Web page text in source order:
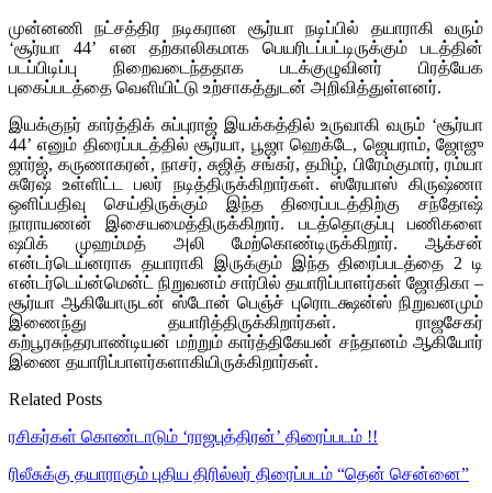
முன்னணி நட்சத்திர நடிகரான சூர்யா நடிப்பில் தயாராகி வரும்
‘சூர்யா 44’ என தற்காலிகமாக பெயரிடப்பட்டிருக்கும் படத்தின்
படப்பிடிப்பு நிறைவடைந்ததாக படக்குழுவினர் பிரத்யேக
புகைப்படத்தை வெளியிட்டு உற்சாகத்துடன் அறிவித்துள்ளனர்.
இயக்குநர் கார்த்திக் சுப்புராஜ் இயக்கத்தில் உருவாகி வரும் ‘சூர்யா
44’ எனும் திரைப்படத்தில் சூர்யா, பூஜா ஹெக்டே, ஜெயராம், ஜோஜு
ஜார்ஜ், கருணாகரன், நாசர், சுஜித் சங்கர், தமிழ், பிரேம்குமார், ரம்யா
சுரேஷ் உள்ளிட்ட பலர் நடித்திருக்கிறார்கள். ஸ்ரேயாஸ் கிருஷ்ணா
ஒளிப்பதிவு செய்திருக்கும் இந்த திரைப்படத்திற்கு சந்தோஷ்
நாராயணன் இசையமைத்திருக்கிறார். படத்தொகுப்பு பணிகளை
ஷபிக் முஹம்மத் அலி மேற்கொண்டிருக்கிறார். ஆக்சன்
என்டர்டெய்னராக தயாராகி இருக்கும் இந்த திரைப்படத்தை 2 டி
என்டர்டெய்ன்மென்ட் நிறுவனம் சார்பில் தயாரிப்பாளர்கள் ஜோதிகா –
சூர்யா ஆகியோருடன் ஸ்டோன் பெஞ்ச் புரொடக்ஷன்ஸ் நிறுவனமும்
இணைந்து தயாரித்திருக்கிறார்கள். ராஜசேகர்
கற்பூரசுந்தரபாண்டியன் மற்றும் கார்த்திகேயன் சந்தானம் ஆகியோர்
இணை தயாரிப்பாளர்களாகியிருக்கிறார்கள்.
Related Posts
ரசிகர்கள் கொண்டாடும் ‘ராஜபுத்திரன்’ திரைப்படம் !!
ரிலீசுக்கு தயாராகும் புதிய திரில்லர் திரைப்படம் “தென் சென்னை”